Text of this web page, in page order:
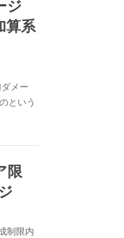
ジ
算系
メー
という
限
制限内